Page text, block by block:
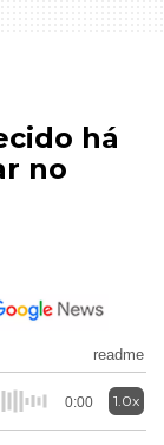
há
no
readme
0:00 1.0x